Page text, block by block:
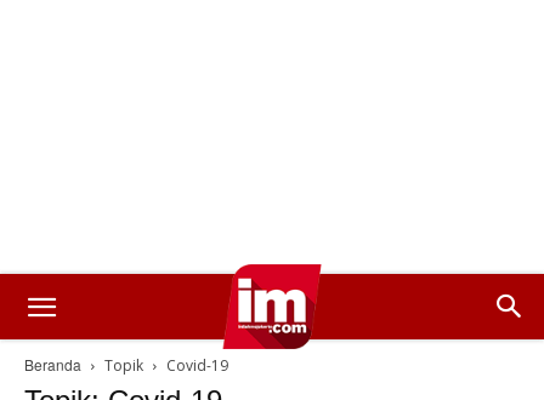
Beranda Topik Covid-19